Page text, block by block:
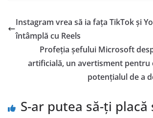
Instagram vrea să ia fața TikTok și
întâmplă cu Reels
Profeția șefului Microsoft
artificială, un avertisment pentru
potențialul de a
S-ar putea să-ți placă